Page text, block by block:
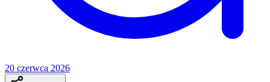
20 czerwca 2026